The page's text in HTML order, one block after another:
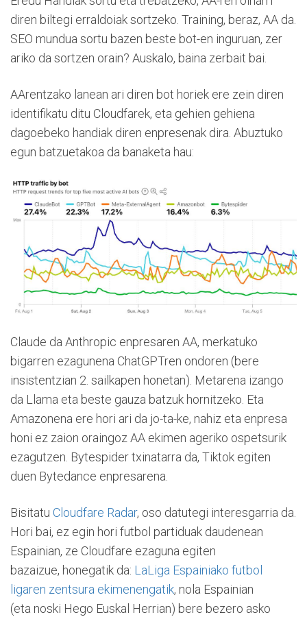
diren biltegi erraldoiak sortzeko. Training, beraz, AA da.
SEO mundua sortu bazen beste bot-en inguruan, zer
ariko da sortzen orain? Auskalo, baina zerbait bai.
AArentzako lanean ari diren bot horiek ere zein diren
identifikatu ditu Cloudfarek, eta gehien gehiena
dagoebeko handiak diren enpresenak dira. Abuztuko
egun batzuetakoa da banaketa hau:
Claude da Anthropic enpresaren AA, merkatuko
bigarren ezagunena ChatGPTren ondoren (bere
insistentzian 2. sailkapen honetan). Metarena izango
da Llama eta beste gauza batzuk hornitzeko. Eta
Amazonena ere hori ari da jo-ta-ke, nahiz eta enpresa
honi ez zaion oraingoz AA ekimen ageriko ospetsurik
ezagutzen. Bytespider txinatarra da, Tiktok egiten
duen Bytedance enpresarena.
Bisitatu Cloudfare Radar, oso datutegi interesgarria da.
Hori bai, ez egin hori futbol partiduak daudenean
Espainian, ze Cloudfare ezaguna egiten
bazaizue, honegatik da: LaLiga Espainiako futbol
ligaren zentsura ekimenengatik, nola Espainian
(eta noski Hego Euskal Herrian) bere bezero asko